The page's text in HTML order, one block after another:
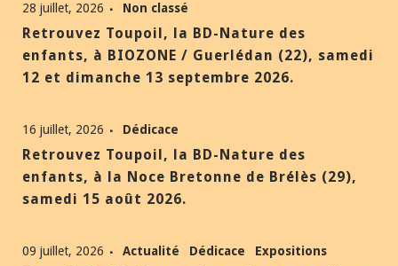
28 juillet, 2026 Non classé
Retrouvez Toupoil, la BD-Nature des
enfants, à BIOZONE / Guerlédan (22), samedi
12 et dimanche 13 septembre 2026.
16 juillet, 2026 Dédicace
Retrouvez Toupoil, la BD-Nature des
enfants, à la Noce Bretonne de Brélès (29),
samedi 15 août 2026.
09 juillet, 2026 Actualité Dédicace Expositions